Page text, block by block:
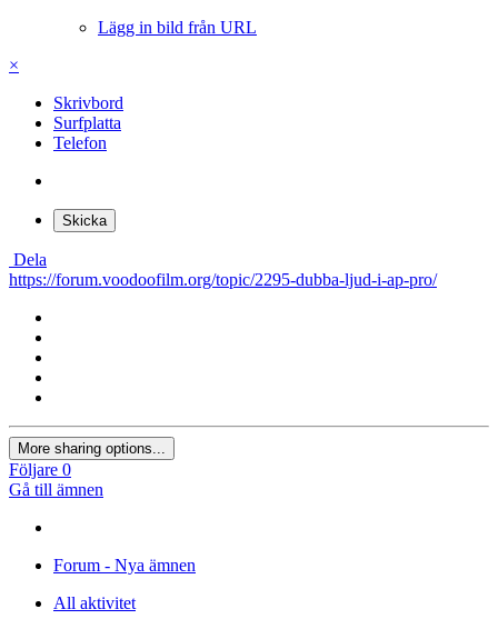
Lägg in bild från URL
×
Skrivbord
Surfplatta
Telefon
Skicka
Dela
https://forum.voodoofilm.org/topic/2295-dubba-ljud-i-ap-pro/
More sharing options...
Följare 0
Gå till ämnen
Forum - Nya ämnen
All aktivitet